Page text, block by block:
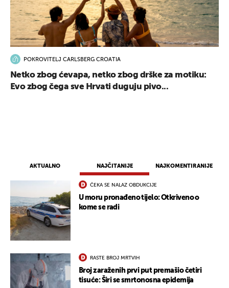
AKTUALNO NAJČITANIJE NAJKOMENTIRANIJE
ČEKA SE NALAZ OBDUKCIJE
U moru pronađeno tijelo: Otkriveno o
kome se radi
RASTE BROJ MRTVIH
Broj zaraženih prvi put premašio četiri
tisuće: Širi se smrtonosna epidemija
POKROVITELJ CARLSBERG CROATIA
Netko zbog ćevapa, netko zbog drške za motiku:
Evo zbog čega sve Hrvati duguju pivo...